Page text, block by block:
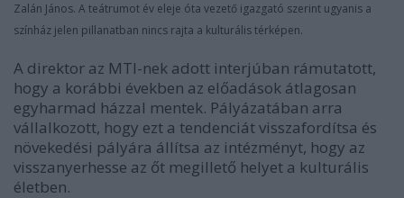
Zalán János. A teátrumot év eleje óta vezető igazgató szerint ugyanis a
színház jelen pillanatban nincs rajta a kulturális térképen.
A direktor az MTI-nek adott interjúban rámutatott,
hogy a korábbi években az előadások átlagosan
egyharmad házzal mentek. Pályázatában arra
vállalkozott, hogy ezt a tendenciát visszafordítsa és
növekedési pályára állítsa az intézményt, hogy az
visszanyerhesse az őt megillető helyet a kulturális
életben.